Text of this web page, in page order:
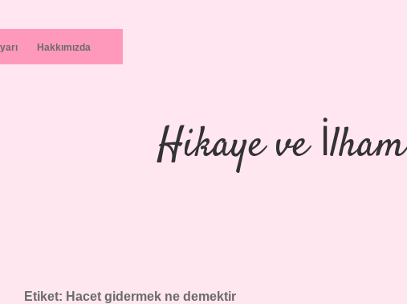
Hakkımızda
Hikaye ve İlham
Etiket: Hacet gidermek ne demektir